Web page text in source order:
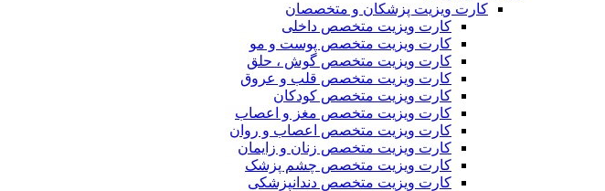
کارت ویزیت پزشکان و متخصصان
کارت ویزیت متخصص داخلی
کارت ویزیت متخصص پوست و مو
کارت ویزیت متخصص گوش ، حلق
کارت ویزیت متخصص قلب و عروق
کارت ویزیت متخصص کودکان
کارت ویزیت متخصص مغز و اعصاب
کارت ویزیت متخصص اعصاب و روان
کارت ویزیت متخصص زنان و زایمان
کارت ویزیت متخصص چشم پزشک
کارت ویزیت متخصص دندانپزشکی